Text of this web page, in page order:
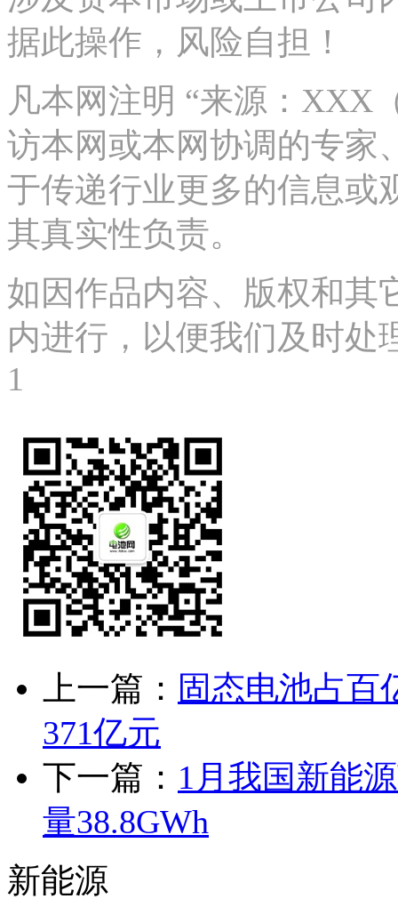
据此操作，风险自担！
凡本网注明 “来源：XXX
访本网或本网协调的专家
于传递行业更多的信息或
其真实性负责。
如因作品内容、版权和其
内进行，以便我们及时处
1
上一篇： 固态电池占百
371亿元
下一篇： 1月我国新能
量38.8GWh
新能源